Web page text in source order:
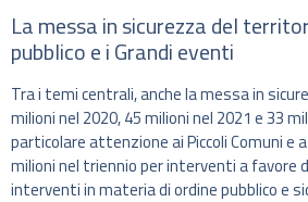
La messa in sicurezza del
pubblico e i Grandi eventi
Tra i temi centrali, anche la messa in
milioni nel 2020, 45 milioni nel 2021 e 33
particolare attenzione ai Piccoli Comuni e
milioni nel triennio per interventi a favore
interventi in materia di ordine pubblico e